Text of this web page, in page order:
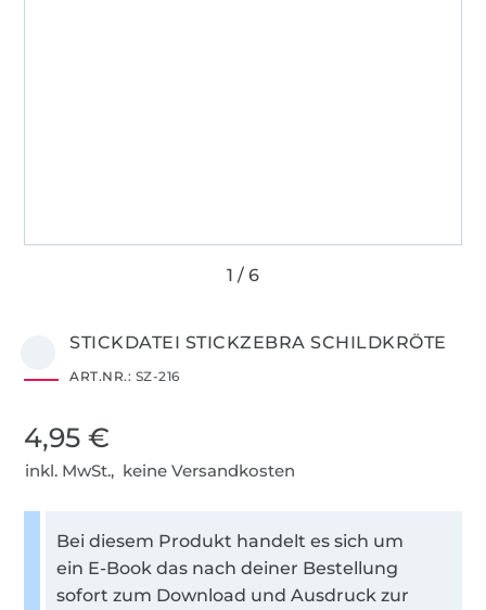
STICKDATEI STICKZEBRA SCHILDKRÖTE
ART.NR.: SZ-216
4,95 €
inkl. MwSt., keine Versandkosten
Bei diesem Produkt handelt es sich um
ein E-Book das nach deiner Bestellung
sofort zum Download und Ausdruck zur